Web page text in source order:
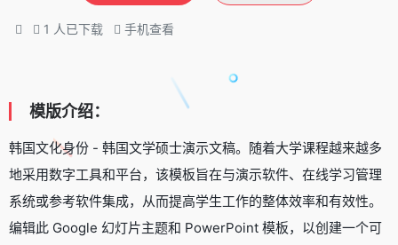
1 人已下载 手机查看
模版介绍：
韩国文化身份 - 韩国文学硕士演示文稿。随着大学课程越来越多
地采用数字工具和平台，该模板旨在与演示软件、在线学习管理
系统或参考软件集成，从而提高学生工作的整体效率和有效性。
编辑此 Google 幻灯片主题和 PowerPoint 模板，以创建一个可